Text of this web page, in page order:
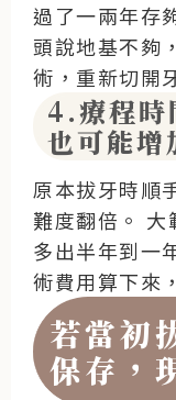
過了一兩年存
頭說地基不夠
術，重新切開
4.療程時
也可能增
原本拔牙時順
難度翻倍。 大
多出半年到一
術費用算下來
若當初
保存，